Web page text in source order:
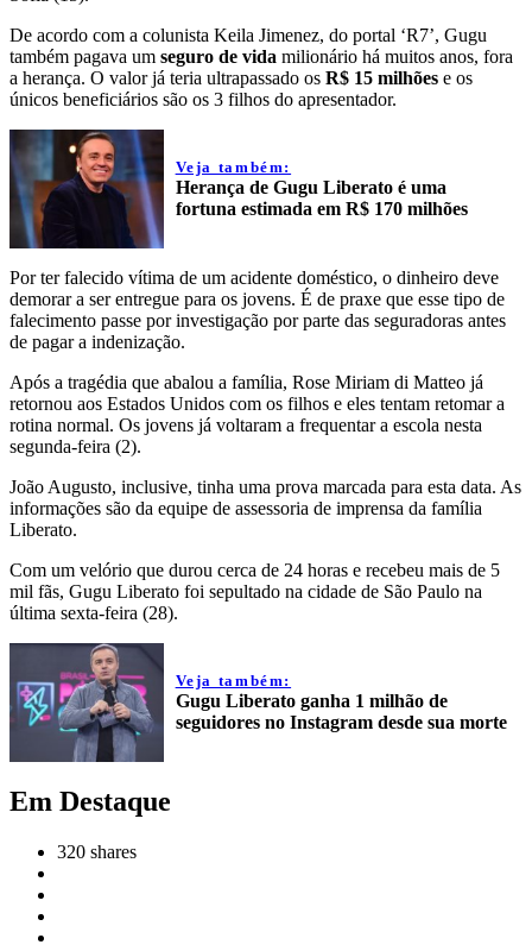
De acordo com a colunista Keila Jimenez, do portal ‘R7’, Gugu
também pagava um seguro de vida milionário há muitos anos, fora
a herança. O valor já teria ultrapassado os R$ 15 milhões e os
únicos beneficiários são os 3 filhos do apresentador.
Veja também:
Herança de Gugu Liberato é uma
fortuna estimada em R$ 170 milhões
Por ter falecido vítima de um acidente doméstico, o dinheiro deve
demorar a ser entregue para os jovens. É de praxe que esse tipo de
falecimento passe por investigação por parte das seguradoras antes
de pagar a indenização.
Após a tragédia que abalou a família, Rose Miriam di Matteo já
retornou aos Estados Unidos com os filhos e eles tentam retomar a
rotina normal. Os jovens já voltaram a frequentar a escola nesta
segunda-feira (2).
João Augusto, inclusive, tinha uma prova marcada para esta data. As
informações são da equipe de assessoria de imprensa da família
Liberato.
Com um velório que durou cerca de 24 horas e recebeu mais de 5
mil fãs, Gugu Liberato foi sepultado na cidade de São Paulo na
última sexta-feira (28).
Veja também:
Gugu Liberato ganha 1 milhão de
seguidores no Instagram desde sua morte
Em Destaque
320 shares